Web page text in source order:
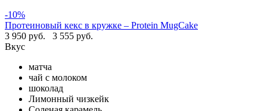
-10%
Протеиновый кекс в кружке – Protein MugCake
3 950 руб.
3 555 руб.
Вкус
матча
чай с молоком
шоколад
Лимонный чизкейк